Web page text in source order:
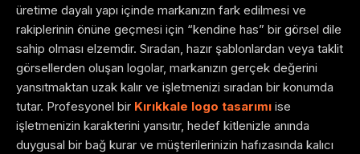
üretime dayalı yapı içinde markanızın fark edilmesi ve
rakiplerinin önüne geçmesi için “kendine has” bir görsel dile
sahip olması elzemdir. Sıradan, hazır şablonlardan veya taklit
görsellerden oluşan logolar, markanızın gerçek değerini
yansıtmaktan uzak kalır ve işletmenizi sıradan bir konumda
tutar. Profesyonel bir Kırıkkale logo tasarımı ise
işletmenizin karakterini yansıtır, hedef kitlenizle anında
duygusal bir bağ kurar ve müşterilerinizin hafızasında kalıcı